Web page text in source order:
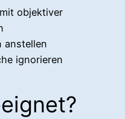
objektiver
anstellen
ignorieren